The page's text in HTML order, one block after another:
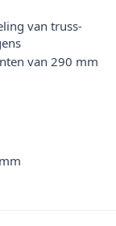
van truss-
van 290 mm